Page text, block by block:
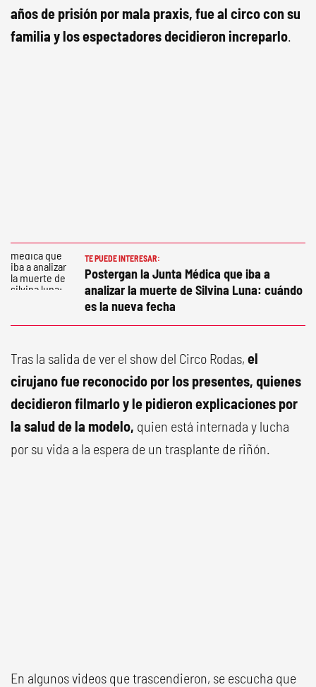
años de prisión por mala praxis, fue al circo con su
familia y los espectadores decidieron increparlo.
TE PUEDE INTERESAR:
Postergan la Junta Médica que iba a
analizar la muerte de Silvina Luna: cuándo
es la nueva fecha
Tras la salida de ver el show del Circo Rodas, el
cirujano fue reconocido por los presentes, quienes
decidieron filmarlo y le pidieron explicaciones por
la salud de la modelo, quien está internada y lucha
por su vida a la espera de un trasplante de riñón.
En algunos videos que trascendieron, se escucha que